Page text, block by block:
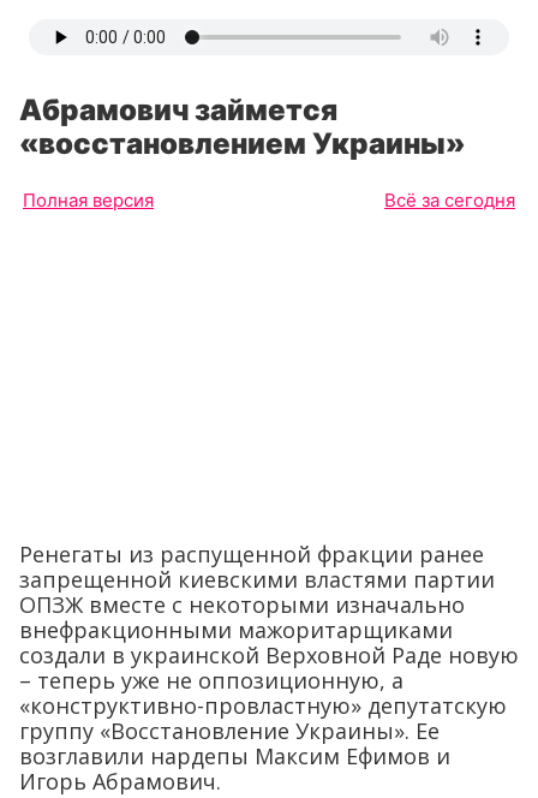
Абрамович займется
«восстановлением Украины»
Полная версия Всё за сегодня
Ренегаты из распущенной фракции ранее
запрещенной киевскими властями партии
ОПЗЖ вместе с некоторыми изначально
внефракционными мажоритарщиками
создали в украинской Верховной Раде новую
– теперь уже не оппозиционную, а
«конструктивно-провластную» депутатскую
группу «Восстановление Украины». Ее
возглавили нардепы Максим Ефимов и
Игорь Абрамович.